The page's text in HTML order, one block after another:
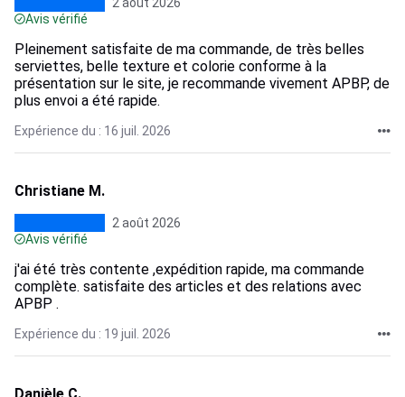
Avis vérifié
Pleinement satisfaite de ma commande, de très belles
serviettes, belle texture et colorie conforme à la
présentation sur le site, je recommande vivement APBP, de
plus envoi a été rapide.
Expérience du : 16 juil. 2026
Christiane M.
2 août 2026
Avis vérifié
j'ai été très contente ,expédition rapide, ma commande
complète. satisfaite des articles et des relations avec
APBP .
Expérience du : 19 juil. 2026